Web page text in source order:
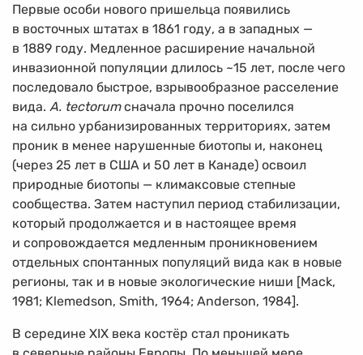
Первые особи нового пришельца появились
в восточных штатах в 1861 году, а в западных —
в 1889 году. Медленное расширение начальной
инвазионной популяции длилось ~15 лет, после чего
последовало быстрое, взрывообразное расселение
вида. A. tectorumсначала прочно поселился
на сильно урбанизированных территориях, затем
проник в менее нарушенные биотопы и, наконец
(через 25 лет в США и 50 лет в Канаде) освоил
природные биотопы — климаксовые степные
сообщества. Затем наступил период стабилизации,
который продолжается и в настоящее время
и сопровождается медленным проникновением
отдельных спонтанных популяций вида как в новые
регионы, так и в новые экологические ниши [Mack,
1981; Klemedson, Smith, 1964; Anderson, 1984].
В середине XIX века костёр стал проникать